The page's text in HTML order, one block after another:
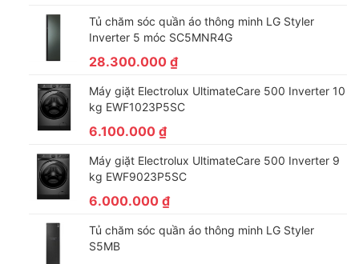
Gas R32 thân thiện với môi trường
Máy lạnh Casper 1.5 HP SC-12FS32 sử dụng Gas R32 làm lạnh
nhanh, duy trì nhiệt độ làm lạnh tốt và thân thiện với môi trường.
Tủ chăm sóc quần áo thông minh LG Styler
Inverter 5 móc SC5MNR4G
28.300.000 ₫
Máy giặt Electrolux UltimateCare 500 Inverter 10
kg EWF1023P5SC
6.100.000 ₫
Máy giặt Electrolux UltimateCare 500 Inverter 9
kg EWF9023P5SC
6.000.000 ₫
Tủ chăm sóc quần áo thông minh LG Styler
S5MB